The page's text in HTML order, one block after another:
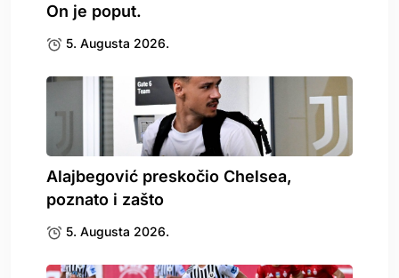
On je poput.
5. Augusta 2026.
Alajbegović preskočio Chelsea,
poznato i zašto
5. Augusta 2026.